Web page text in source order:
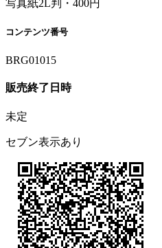
写真紙2L判・400円
コンテンツ番号
BRG01015
販売終了日時
未定
セブン表示あり